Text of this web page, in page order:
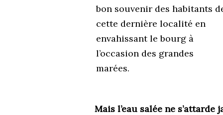
bon souvenir des habitants
cette dernière localité en
envahissant le bourg à
l’occasion des grandes
marées.
Mais l’eau salée ne